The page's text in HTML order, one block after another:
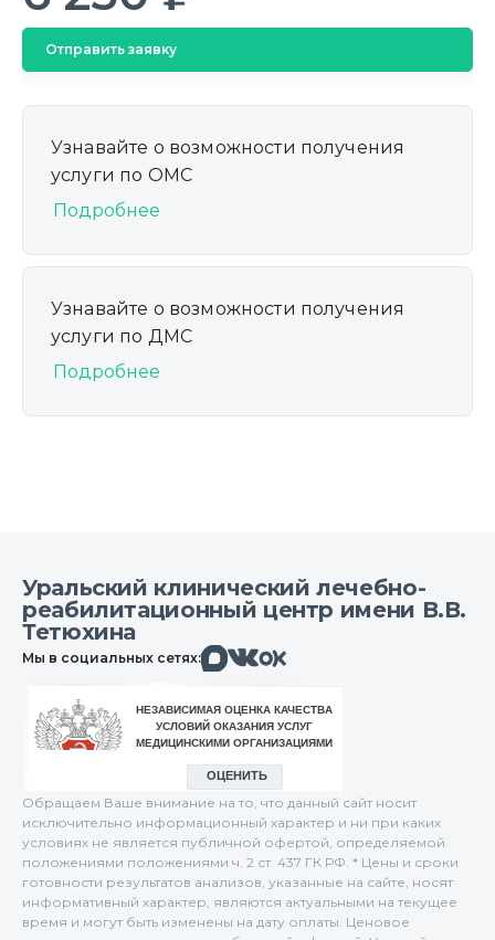
Отправить заявку
Узнавайте о возможности получения
услуги по ОМС
Подробнее
Узнавайте о возможности получения
услуги по ДМС
Подробнее
Уральский клинический лечебно-
реабилитационный центр имени В.В.
Тетюхина
Мы в социальных сетях:МаксВконтактеОдноклассники
Обращаем Ваше внимание на то, что данный сайт носит
исключительно информационный характер и ни при каких
условиях не является публичной офертой, определяемой
положениями положениями ч. 2 ст. 437 ГК РФ. * Цены и сроки
готовности результатов анализов, указанные на сайте, носят
информативный характер, являются актуальными на текущее
время и могут быть изменены на дату оплаты. Ценовое